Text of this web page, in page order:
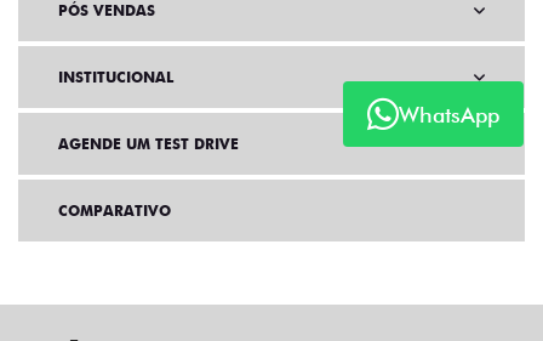
WhatsApp
PÓS VENDAS
INSTITUCIONAL
AGENDE UM TEST DRIVE
COMPARATIVO